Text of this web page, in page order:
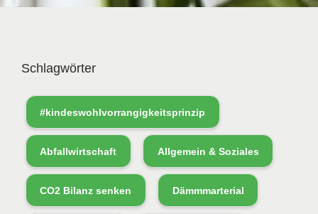
Schlagwörter
#kindeswohlvorrangigkeitsprinzip
Abfallwirtschaft Allgemein & Soziales
CO2 Bilanz senken Dämmmarterial